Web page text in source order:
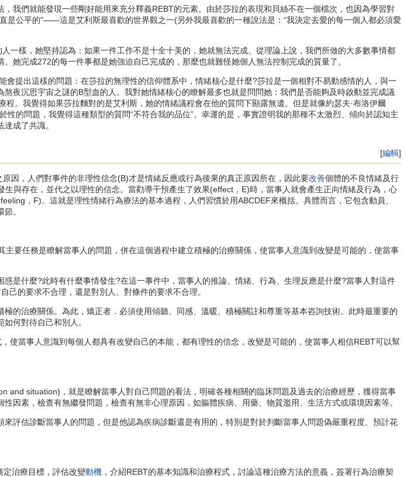
們就能發現一些剛好能用來充分釋義REBT的元素。由於莎拉的表現和貝絲不在一個檔次，也因為學習對
是公平的”——這是艾利斯最喜歡的世界觀之一(另外我最喜歡的一種說法是：“我決定去愛的每一個人都必須愛
樣，她堅持認為：如果一件工作不是十全十美的，她就無法完成。從理論上說，我們所做的大多數事情都
她完成272的每一件事都是她強迫自己完成的，那麼也就難怪她個人無法控制完成的質量了。
提出這樣的問題：在莎拉的無理性的信仰體系中，情緒核心是什麼?莎拉是一個相對不易動感情的人，與一
夜沉思宇宙之謎的B型血的人。我對她情緒核心的瞭解最多也就是問問她：我們是否能夠及時啟動並完成議
。我覺得如果莎拉麵對的是艾利斯，她的情緒議程會在他的質問下顯露無遺。但是就像約瑟夫·布洛伊爾
的問題，我覺得這種類型的質問“不符合我的品位”。幸運的是，事實證明我的那種不太激烈、傾向於認知主
成了共識。
[編輯]
，人們對事件的非理性信念(B)才是情緒反應或行為後果的真正原因所在，因此要改善個體的不良情緒及行
與存在，並代之以理性的信念。當勸導干預產生了效果(effect，E)時，當事人就會產生正向情緒及行為，心
，F)。這就是理性情緒行為療法的基本過程，人們習慣於用ABCDEF來概括。具體而言，它包含動員、
。
任務是瞭解當事人的問題，併在這個過程中建立積極的治療關係，使當事人意識到改變是可能的，使當事
什麼?此時有什麼事情發生?在這一事件中，當事人的推論、情緒、行為、生理反應是什麼?當事人對這件
己的要求不合理，還是對別人、對條件的要求不合理。
治療關係。為此，矯正者．必須使用傾聽、同感、溫暖、積極關註和尊重等基本咨詢技術。此時最重要的
何對待自己和別人。
，使當事人意識到每個人都具有改變自己的本能，都有理性的信念，改變是可能的，使當事人相信REBT可以幫
situation)，就是瞭解當事人對自己問題的看法，明確各種相關的臨床問題及過去的治療經歷，獲得當事
因素，檢查有無繼發問題，檢查有無非心理原因，如軀體疾病、用藥、物質濫用、生活方式或環境因素等。
估診斷當事人的問題，但是他認為疾病診斷還是有用的，特別是對於判斷當事人問題偽嚴重程度、預計花
治療目標，評估改變動機 ，介紹REBT的基本知識和治療程式，討論這種治療方法的意義，簽署行為治療契